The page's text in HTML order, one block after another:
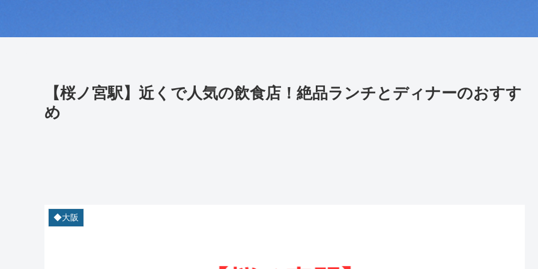
【桜ノ宮駅】近くで人気の飲食店！絶品ランチとディナーのおすす
め
◆大阪